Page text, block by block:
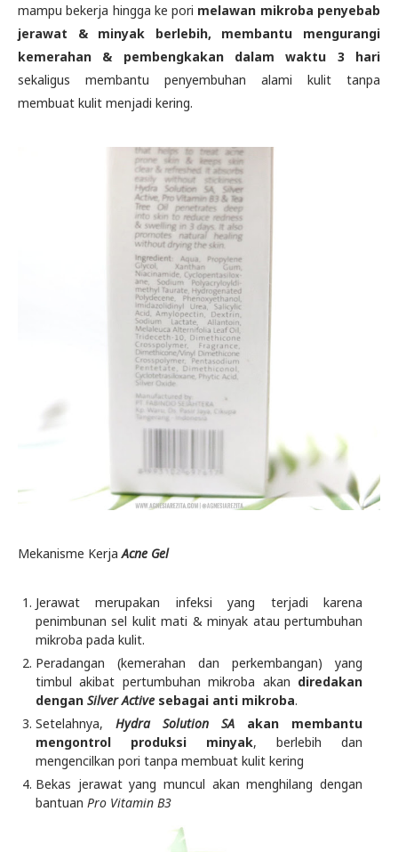
mampu bekerja hingga ke pori melawan mikroba penyebab
jerawat & minyak berlebih, membantu mengurangi
kemerahan & pembengkakan dalam waktu 3 hari
sekaligus membantu penyembuhan alami kulit tanpa
membuat kulit menjadi kering.
Mekanisme KerjaAcne Gel
Jerawat merupakan infeksi yang terjadi karena
penimbunan sel kulit mati & minyak atau pertumbuhan
mikroba pada kulit.
Peradangan (kemerahan dan perkembangan) yang
timbul akibat pertumbuhan mikroba akan diredakan
dengan Silver Active sebagai anti mikroba.
Setelahnya, Hydra Solution SA akan membantu
mengontrol produksi minyak, berlebih dan
mengencilkan pori tanpa membuat kulit kering
Bekas jerawat yang muncul akan menghilang dengan
bantuan Pro Vitamin B3